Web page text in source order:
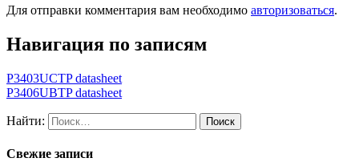
Для отправки комментария вам необходимо авторизоваться.
Навигация по записям
P3403UCTP datasheet
P3406UBTP datasheet
Найти:
Свежие записи